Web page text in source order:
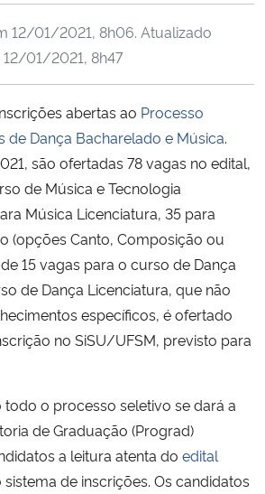
Inovações e Comunicações
Regional
e dos Direitos Humanos
12/01/2021, 8h06. Atualizado
12/01/2021, 8h47
abertas ao Processo
de Dança Bacharelado e Música.
são ofertadas 78 vagas no edital,
de Música e Tecnologia
Música Licenciatura, 35 para
(opções Canto, Composição ou
15 vagas para o curso de Dança
de Dança Licenciatura, que não
específicos, é ofertado
no SiSU/UFSM, previsto para
o processo seletivo se dará a
de Graduação (Prograd)
a leitura atenta do edital
de inscrições. Os candidatos